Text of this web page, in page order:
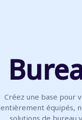
Créez une base pour
entièrement équipés,
solutions de bureau